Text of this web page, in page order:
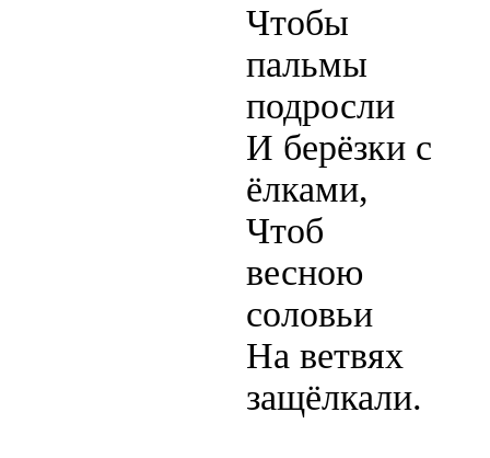
Чтобы
пальмы
подросли
И берёзки с
ёлками,
Чтоб
весною
соловьи
На ветвях
защёлкали.